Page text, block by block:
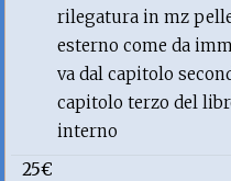
rilegatura in mz
esterno come da
va dal capitolo
capitolo terzo del
interno
25€